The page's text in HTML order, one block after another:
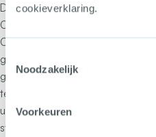
cookieverklaring.
Toestemmingsselectie
Noodzakelijk
Voorkeuren
De Hein Roethofprijs had dit jaar
Cyber Ambassadeurs waren anti-
Choose’ van de gemeente
genomineerd en Het
gepolariseerde groepen
technologie. Een eervolle
uit Amsterdam. Dit project legt
staat en de jongeren van de